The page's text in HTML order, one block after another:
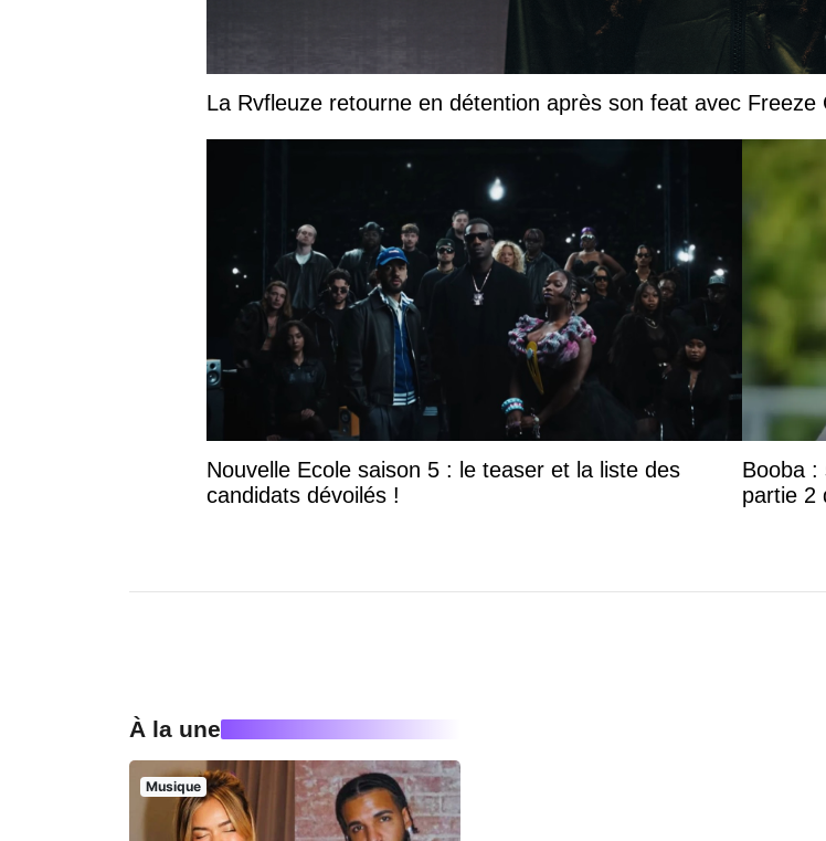
La Rvfleuze retourne en détention après son feat avec Freeze
Nouvelle Ecole saison 5 : le teaser et la liste des
candidats dévoilés !
Booba :
partie 2
À la une
Musique